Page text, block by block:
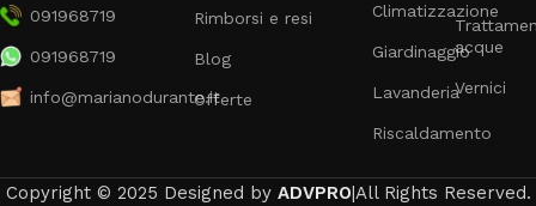
091968719
091968719
info@marianodurante.it
Rimborsi e resi
Blog
Offerte
Climatizzazione
Giardinaggio
Lavanderia
Riscaldamento
acque
Vernici
Copyright © 2025 Designed by ADVPRO|All Rights Reserved.